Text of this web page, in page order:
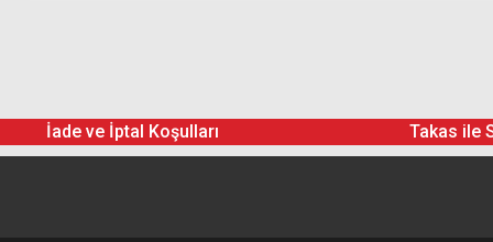
İade ve İptal Koşulları Takas ile